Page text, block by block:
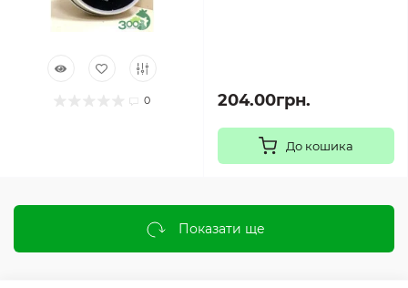
0 204.00грн.
До кошика
Показати ще